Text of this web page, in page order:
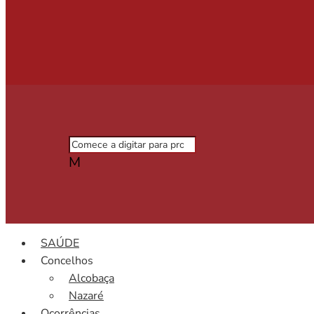
M
SAÚDE
Concelhos
Alcobaça
Nazaré